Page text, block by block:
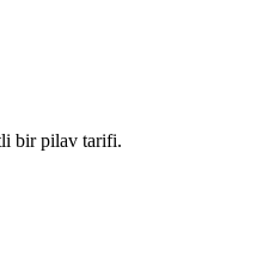
bir pilav tarifi.